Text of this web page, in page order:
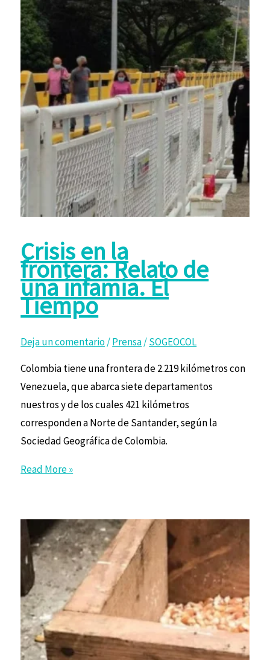
Crisis en la
frontera: Relato de
una infamia. El
Tiempo
Deja un comentario/Prensa/SOGEOCOL
Colombia tiene una frontera de 2.219 kilómetros con
Venezuela, que abarca siete departamentos
nuestros y de los cuales 421 kilómetros
corresponden a Norte de Santander, según la
Sociedad Geográfica de Colombia.
Read More »